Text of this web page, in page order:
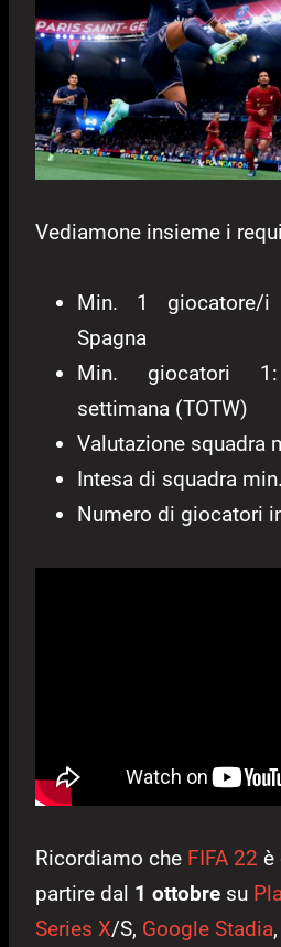
Vediamone insieme i
Min. 1 giocatore/i
Spagna
Min. giocatori
settimana (TOTW)
Valutazione squadra
Intesa di squadra
Numero di giocatori
Ricordiamo che FIFA 22 è
partire dal 1 ottobre su
Series X/S, Google Stadia,